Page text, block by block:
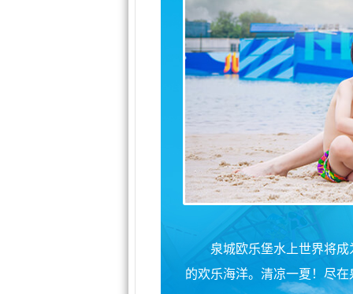
泉城欧乐堡水上世界将
的欢乐海洋。清凉一夏！尽